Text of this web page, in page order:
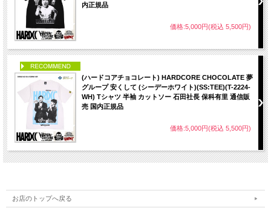
内正規品
価格:5,000円(税込 5,500円)
(ハードコアチョコレート) HARDCORE CHOCOLATE 夢
グループ 安くして (シーデーホワイト)(SS:TEE)(T-2224-
WH) Tシャツ 半袖 カットソー 石田社長 保科有里 通信販
売 国内正規品
価格:5,000円(税込 5,500円)
お店のトップへ戻る